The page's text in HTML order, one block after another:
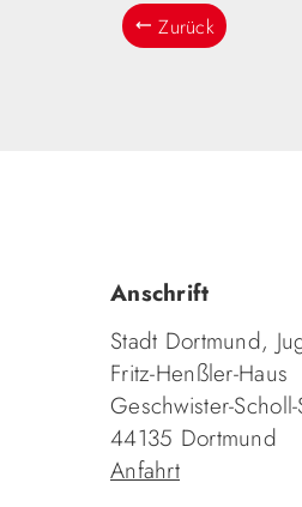
Zurück
Anschrift
Stadt Dortmund,
Fritz-Henßler-Haus
Geschwister-
44135 Dortmund
Anfahrt